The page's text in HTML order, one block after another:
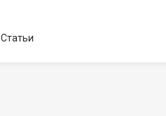
Статьи